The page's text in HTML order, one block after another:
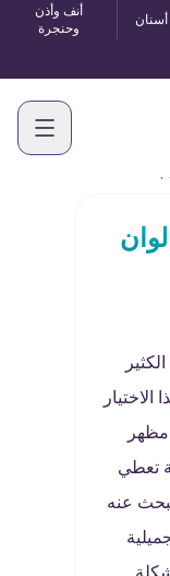
أسنان
أنف وأذن
وحنجرة
تعطي
عنه